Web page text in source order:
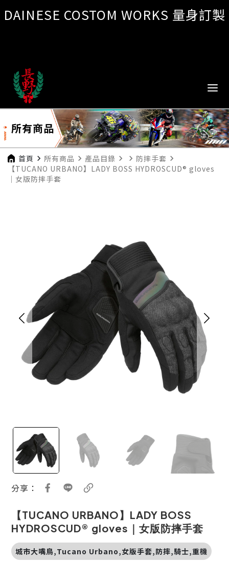
DAINESE COSTOM WORKS 量身訂製
所有商品
首頁 navigate_next 所有商品 navigate_next 產品目錄 navigate_next navigate_next 防摔手套 navigate_next
【TUCANO URBANO】LADY BOSS HYDROSCUD® gloves
｜女版防摔手套
分享：
【TUCANO URBANO】LADY BOSS
HYDROSCUD® gloves｜女版防摔手套
城市大嘴鳥,Tucano Urbano,女版手套,防摔,騎士,重機